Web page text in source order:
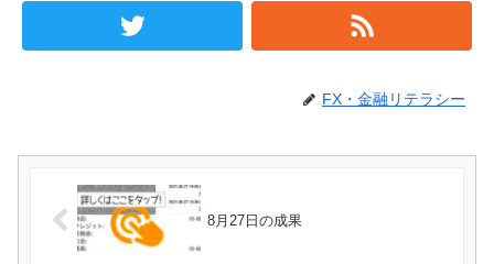
FX・金融リテラシー
8月27日の成果